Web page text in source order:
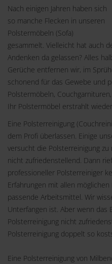
Nach einigen Jahren haben sich
so manche Flecken in unseren
Polstermöbeln (Sofa)
gesammelt. Vielleicht hat auch
Andenken da gelassen? Alles
Gerüche entfernen wir, im
schonend für das Gewebe und
Polstermöbeln,
Ihr Polstermöbel erstrahlt
Eine Polsterreinigung
dem Profi überlassen. Einige
versucht die Polsterreinigung
nicht zufriedenstellend. Dann
professioneller Polsterreiniger
Erfahrungen mit allen
passende Arbeitsmittel. Wir
Unterfangen ist. Aber wenn das
Polsterreinigung nicht
Polsterreinigung doppelt so
Eine Polsterreinigung von